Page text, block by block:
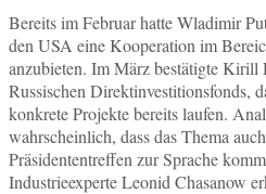
Bereits im Februar hatte Wladimir
den USA eine Kooperation im
anzubieten. Im März bestätigte Kirill
Russischen Direktinvestitionsfonds,
konkrete Projekte bereits laufen.
wahrscheinlich, dass das Thema
Präsidententreffen zur Sprache
Industrieexperte Leonid Chasanow